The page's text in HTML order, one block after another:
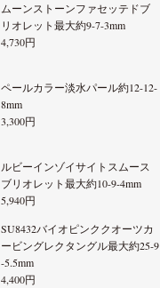
ムーンストーンファセッテドブ
リオレット最大約9-7-3mm
4,730円
ペールカラー淡水パール約12-12-
8mm
3,300円
ルビーインゾイサイトスムース
ブリオレット最大約10-9-4mm
5,940円
SU8432バイオピンククオーツカ
ービングレクタングル最大約25-9
-5.5mm
4,400円